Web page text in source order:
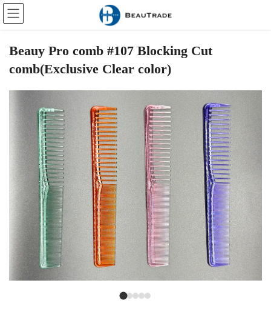
Skip
Skip
Beauy Pro comb #107 Blocking Cut
comb(Exclusive Clear color)